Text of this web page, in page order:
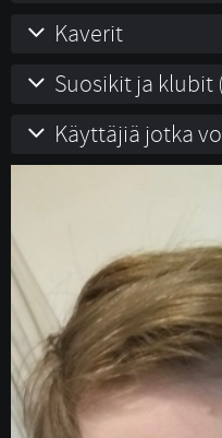
Kaverit
Suosikit ja klubit
Käyttäjiä jotka